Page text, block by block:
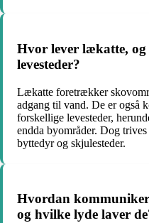
Hvor lever lækatte, og
levesteder?
Lækatte foretrækker
adgang til vand. De er også
forskellige levesteder,
endda byområder. Dog
byttedyr og skjulesteder.
Hvordan
og hvilke lyde laver